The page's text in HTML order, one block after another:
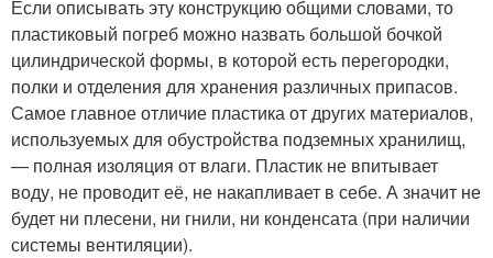
Если описывать эту конструкцию общими словами, то
пластиковый погреб можно назвать большой бочкой
цилиндрической формы, в которой есть перегородки,
полки и отделения для хранения различных припасов.
Самое главное отличие пластика от других материалов,
используемых для обустройства подземных хранилищ,
— полная изоляция от влаги. Пластик не впитывает
воду, не проводит её, не накапливает в себе. А значит не
будет ни плесени, ни гнили, ни конденсата (при наличии
системы вентиляции).